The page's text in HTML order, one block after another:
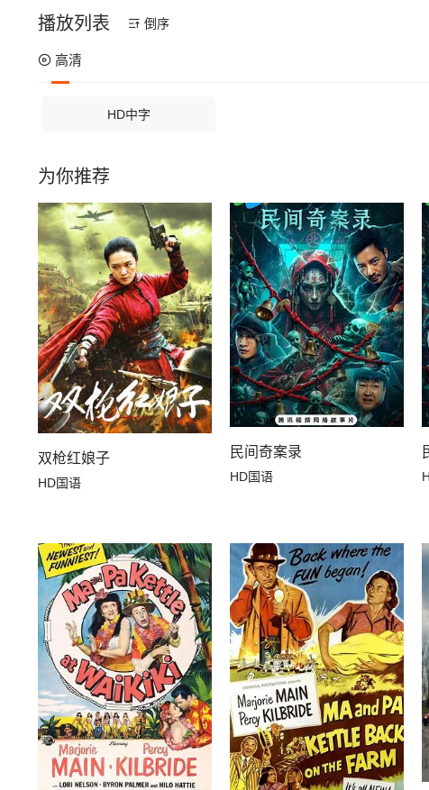
播放列表 倒序
高清
HD中字
为你推荐
双枪红娘子
HD国语
民间奇案录
HD国语